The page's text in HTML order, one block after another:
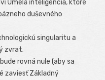
Umelá inteligencia, ktoré
duševného
singularitu a
zvrat.
rovná nule (aby sa
zaviesť Základný